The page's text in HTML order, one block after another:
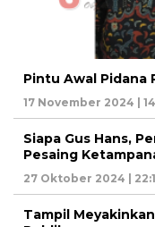
Pintu Awal Pidana
17 November 2024 |
Siapa Gus Hans,
Pesaing
27 Oktober 2024 |
Tampil